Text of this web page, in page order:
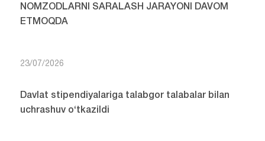
NOMZODLARNI SARALASH JARAYONI DAVOM
ETMOQDA
23/07/2026
Davlat stipendiyalariga talabgor talabalar bilan
uchrashuv o‘tkazildi